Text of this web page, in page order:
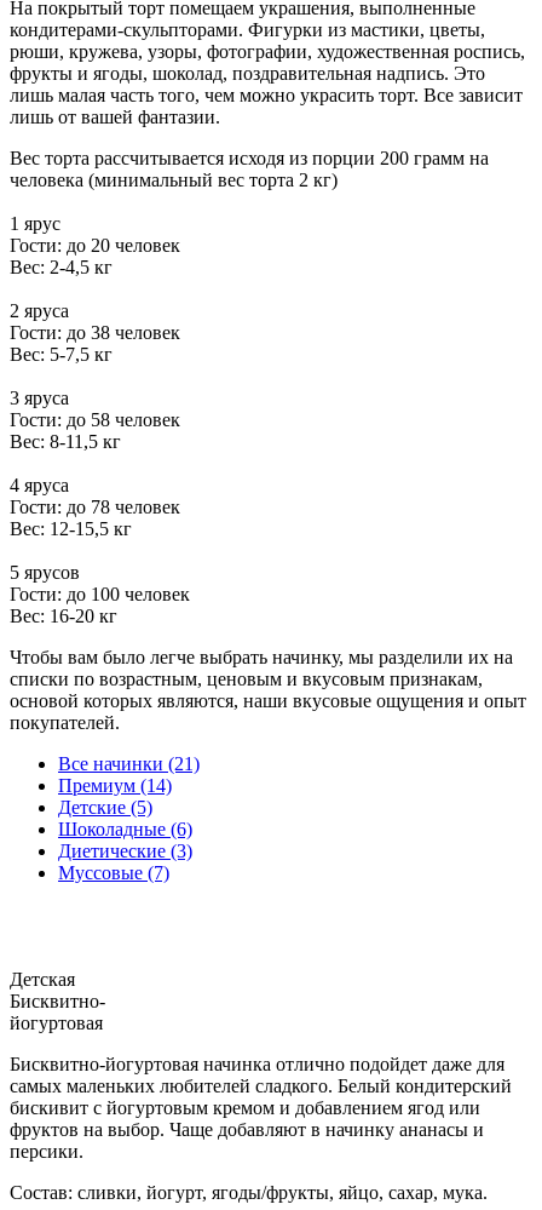
На покрытый торт помещаем украшения, выполненные
кондитерами-скульпторами. Фигурки из мастики, цветы,
рюши, кружева, узоры, фотографии, художественная роспись,
фрукты и ягоды, шоколад, поздравительная надпись. Это
лишь малая часть того, чем можно украсить торт. Все зависит
лишь от вашей фантазии.
Вес торта рассчитывается исходя из порции 200 грамм на
человека (минимальный вес торта 2 кг)
1 ярус
Гости: до 20 человек
Вес: 2-4,5 кг
2 яруса
Гости: до 38 человек
Вес: 5-7,5 кг
3 яруса
Гости: до 58 человек
Вес: 8-11,5 кг
4 яруса
Гости: до 78 человек
Вес: 12-15,5 кг
5 ярусов
Гости: до 100 человек
Вес: 16-20 кг
Чтобы вам было легче выбрать начинку, мы разделили их на
списки по возрастным, ценовым и вкусовым признакам,
основой которых являются, наши вкусовые ощущения и опыт
покупателей.
Все начинки (21)
Премиум (14)
Детские (5)
Шоколадные (6)
Диетические (3)
Муссовые (7)
Детская
Бисквитно-
йогуртовая
Бисквитно-йогуртовая начинка отлично подойдет даже для
самых маленьких любителей сладкого. Белый кондитерский
бискивит с йогуртовым кремом и добавлением ягод или
фруктов на выбор. Чаще добавляют в начинку ананасы и
персики.
Состав: сливки, йогурт, ягоды/фрукты, яйцо, сахар, мука.